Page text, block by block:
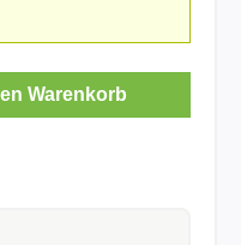
den gewünschten
Warenkorb